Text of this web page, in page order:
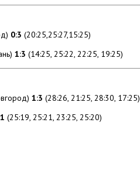
0:3 (20:25,25:27,15:25)
1:3 (14:25, 25:22, 22:25, 19:25)
1:3 (28:26, 21:25, 28:30, 17:25)
(25:19, 25:21, 23:25, 25:20)